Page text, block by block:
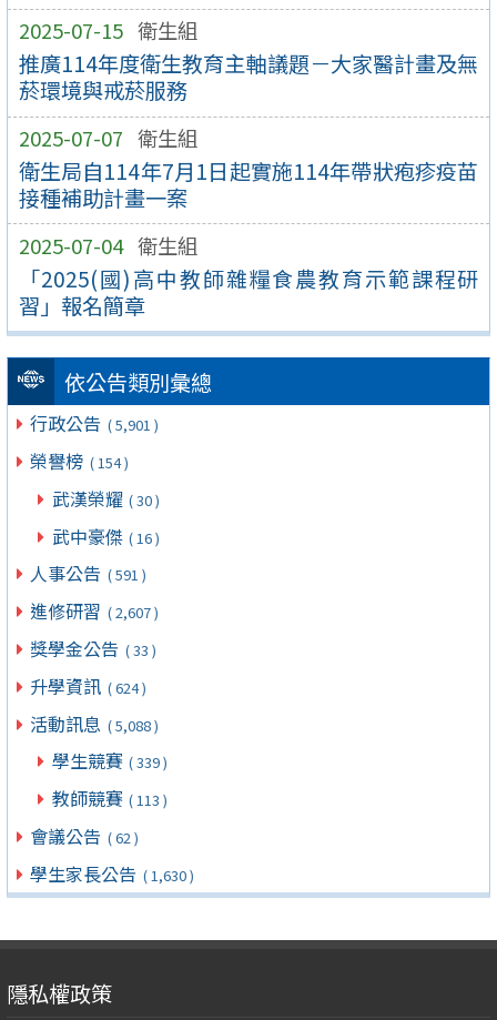
2025-07-15 衛生組
推廣114年度衛生教育主軸議題－大家醫計畫及無
菸環境與戒菸服務
2025-07-07 衛生組
衛生局自114年7月1日起實施114年帶狀疱疹疫苗
接種補助計畫一案
2025-07-04 衛生組
「2025(國)高中教師雜糧食農教育示範課程研
習」報名簡章
依公告類別彙總
行政公告 ( 5,901 )
榮譽榜 ( 154 )
武漢榮耀 ( 30 )
武中豪傑 ( 16 )
人事公告 ( 591 )
進修研習 ( 2,607 )
獎學金公告 ( 33 )
升學資訊 ( 624 )
活動訊息 ( 5,088 )
學生競賽 ( 339 )
教師競賽 ( 113 )
會議公告 ( 62 )
學生家長公告 ( 1,630 )
隱私權政策